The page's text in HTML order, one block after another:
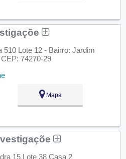
510 Lote 12 - Bairro: Jardim
74270-29
Mapa
15 Lote 38 Casa 2